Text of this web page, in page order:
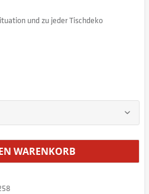
und zu jeder Tischdeko
WARENKORB